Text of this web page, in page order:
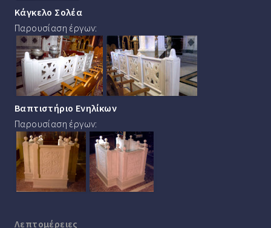
Κάγκελο Σολέα
Παρουσίαση έργων:
Βαπτιστήριο Ενηλίκων
Παρουσίαση έργων:
Λεπτομέρειες